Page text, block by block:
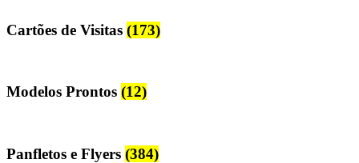
Cartões de Visitas (173)
Modelos Prontos (12)
Panfletos e Flyers (384)